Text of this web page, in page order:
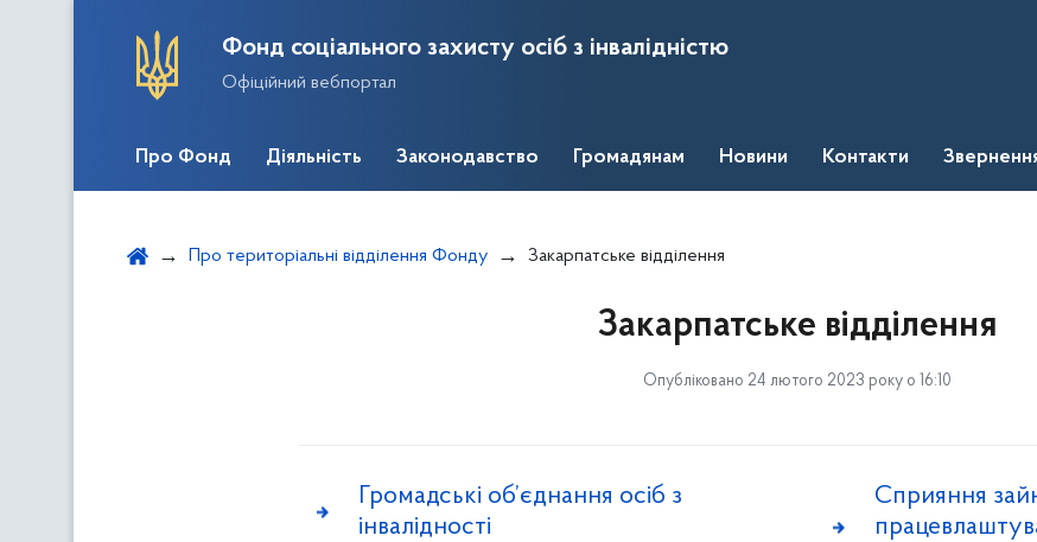
Фонд соціального захисту осіб з інвалідністю
Офіційний вебпортал
Про Фонд Діяльність Законодавство Громадянам Новини Контакти
Про територіальні відділення Фонду Закарпатське відділення
Закарпатське відділення
Опубліковано 24 лютого 2023 року о 16:10
Громадські об’єднання осіб з
інвалідності
Сприяння